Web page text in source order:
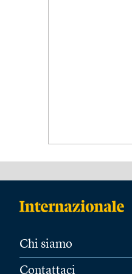
Chi siamo
Contattaci